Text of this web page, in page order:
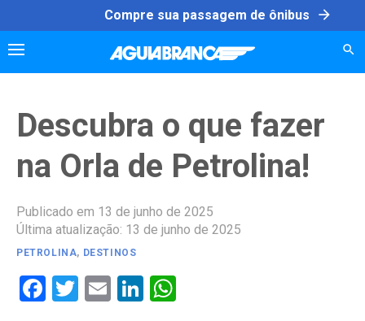
to
content
Compre sua passagem de ônibus arrow_forward
Descubra o que fazer
na Orla de Petrolina!
Publicado em 13 de junho de 2025
Última atualização: 13 de junho de 2025
PETROLINA, DESTINOS
Facebook
Twitter
EmailLinkedIn